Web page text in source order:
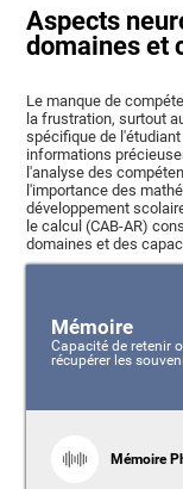
Aspects
domaines et
Le manque de
la frustration, surtout
spécifique de
informations
l'analyse des
l'importance des
développement
le calcul (CAB-AR)
domaines et des
Mémoire
Capacité de retenir
récupérer les
Mémoire